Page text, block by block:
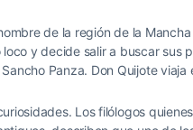
de la región de la
y decide salir a buscar sus
Panza. Don Quijote
Los filólogos